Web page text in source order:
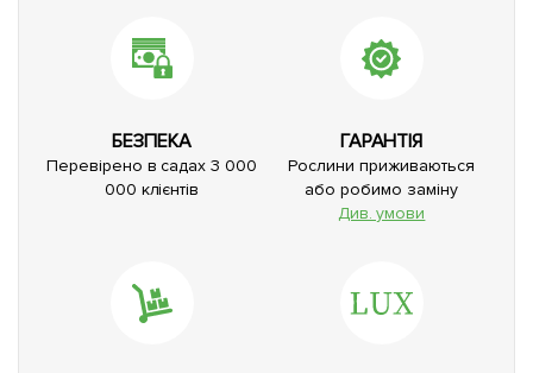
БЕЗПЕКА
Перевірено в садах 3 000
000 клієнтів
ГАРАНТІЯ
Рослини приживаються
або робимо заміну
Див. умови